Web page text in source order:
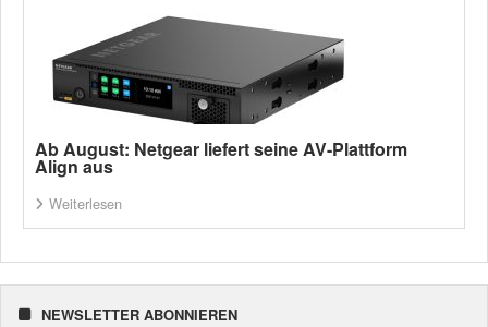
Ab August: Netgear liefert seine AV-Plattform
Align aus
Weiterlesen
NEWSLETTER ABONNIEREN